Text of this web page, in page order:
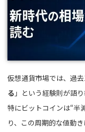
仮想通貨市場では、過
る 」という経験則が語り
特にビットコインは“半
り、この周期的な値動